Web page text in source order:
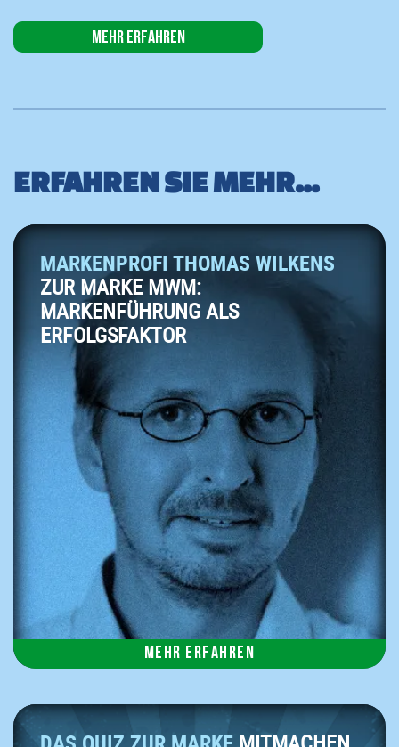
Mehr erfahren
ERFAHREN SIE MEHR...
MARKENPROFI THOMAS WILKENS
ZUR MARKE MWM:
MARKENFÜHRUNG ALS
ERFOLGSFAKTOR
Mehr erfahren